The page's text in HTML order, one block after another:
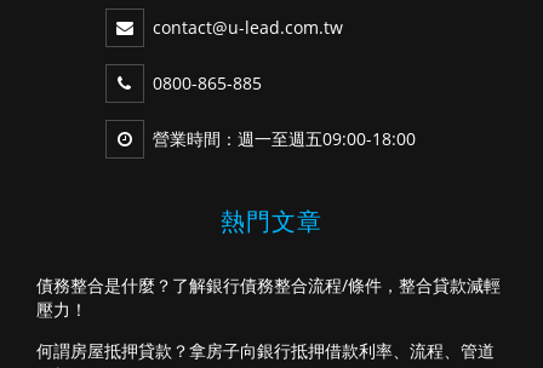
contact@u-lead.com.tw
0800-865-885
營業時間：週一至週五09:00-18:00
熱門文章
債務整合是什麼？了解銀行債務整合流程/條件，整合貸款減輕
壓力！
何謂房屋抵押貸款？拿房子向銀行抵押借款利率、流程、管道